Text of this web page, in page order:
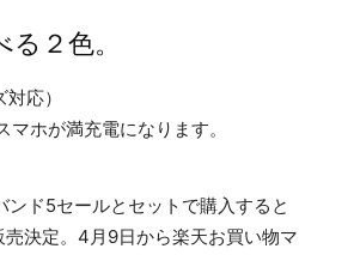
２色。
応）
ホが満充電になります。